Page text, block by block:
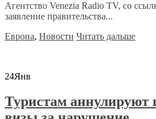
Агентство Venezia Radio TV, со
заявление правительства...
Европа, Новости Читать дальше
24Янв
Туристам аннулируют